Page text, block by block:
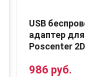
USB
адаптер
Poscenter
986 руб.